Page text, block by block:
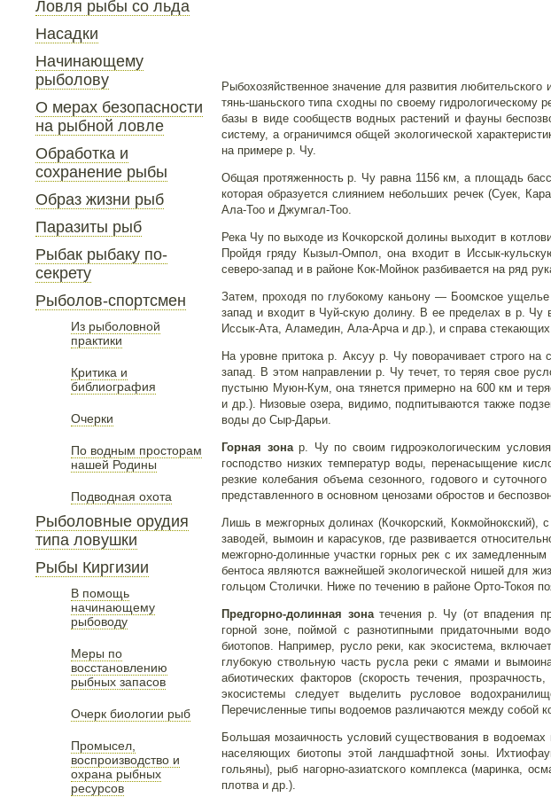
Ловля рыбы со льда
Насадки
Начинающему
рыболову
О мерах безопасности
на рыбной ловле
Обработка и
сохранение рыбы
Образ жизни рыб
Паразиты рыб
Рыбак рыбаку по-
секрету
Рыболов-спортсмен
Из рыболовной
практики
Критика и
библиография
Очерки
По водным просторам
нашей Родины
Подводная охота
Рыболовные орудия
типа ловушки
Рыбы Киргизии
В помощь
начинающему
рыбоводу
Меры по
восстановлению
рыбных запасов
Очерк биологии рыб
Промысел,
воспроизводство и
охрана рыбных
ресурсов
Рыбохозяйственное значение для развития
тянь-шаньского типа сходны по своему
базы в виде сообществ водных растений и фауны
систему, а ограничимся общей экологической
на примере р. Чу.
Общая протяженность р. Чу равна 1156 км, а площадь
которая образуется слиянием небольших речек (Суек,
Ала-Тоо и Джумгал-Тоо.
Река Чу по выходе из Кочкорской долины выходит в
Пройдя гряду Кызыл-Омпол, она входит в Иссык-
северо-запад и в районе Кок-Мойнок разбивается на ряд
Затем, проходя по глубокому каньону — Боомское
запад и входит в Чуй-скую долину. В ее пределах в р. Чу
Иссык-Ата, Аламедин, Ала-Арча и др.), и справа
На уровне притока р. Аксуу р. Чу поворачивает строго
запад. В этом направлении р. Чу течет, то теряя свое
пустыню Муюн-Кум, она тянется примерно на 600 км и
и др.). Низовые озера, видимо, подпитываются также
воды до Сыр-Дарьи.
Горная зонар. Чу по своим гидроэкологическим
господство низких температур воды, перенасыщение
резкие колебания объема сезонного, годового и
представленного в основном ценозами обростов и
Лишь в межгорных долинах (Кочкорский, Кокмойнокский),
заводей, вымоин и карасуков, где развивается
межгорно-долинные участки горных рек с их
бентоса являются важнейшей экологической нишей для
гольцом Столички. Ниже по течению в районе Орто-Токоя
Предгорно-долинная зонатечения р. Чу (от впадения
горной зоне, поймой с разнотипными придаточными
биотопов. Например, русло реки, как экосистема,
глубокую ствольную часть русла реки с ямами и
абиотических факторов (скорость течения,
экосистемы следует выделить русловое
Перечисленные типы водоемов различаются между собой
Большая мозаичность условий существования в
населяющих биотопы этой ландшафтной зоны.
гольяны), рыб нагорно-азиатского комплекса (маринка,
плотва и др.).